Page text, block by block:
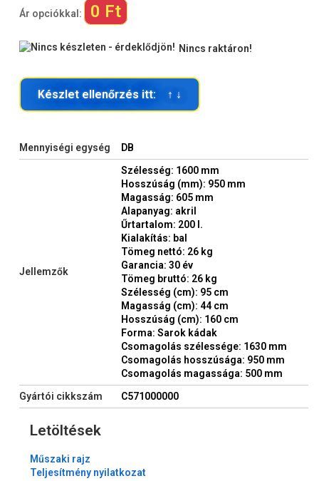
Ár opciókkal: 0 Ft
Nincs raktáron!
Készlet ellenőrzés itt: ↑ ↓
Mennyiségi egység DB
Jellemzők
Szélesség: 1600 mm
Hosszúság (mm): 950 mm
Magasság: 605 mm
Alapanyag: akril
Űrtartalom: 200 l.
Kialakítás: bal
Tömeg nettó: 26 kg
Garancia: 30 év
Tömeg bruttó: 26 kg
Szélesség (cm): 95 cm
Magasság (cm): 44 cm
Hosszúság (cm): 160 cm
Forma: Sarok kádak
Csomagolás szélessége: 1630 mm
Csomagolás hosszúsága: 950 mm
Csomagolás magassága: 500 mm
Gyártói cikkszám
C571000000
Letöltések
Műszaki rajz
Teljesítmény nyilatkozat